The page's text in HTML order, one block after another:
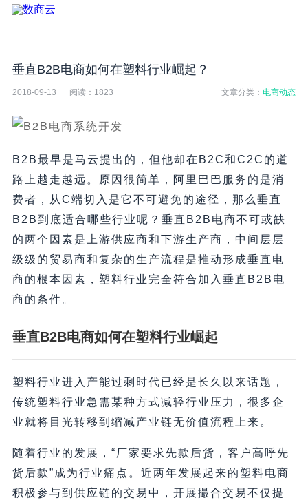
垂直B2B电商如何在塑料行业崛起？
2018-09-13 阅读： 1823 文章分类：电商动态
B2B最早是马云提出的，但他却在B2C和C2C的道
路上越走越远。原因很简单，阿里巴巴服务的是消
费者，从C端切入是它不可避免的途径，那么垂直
B2B到底适合哪些行业呢？垂直B2B电商不可或缺
的两个因素是上游供应商和下游生产商，中间层层
级级的贸易商和复杂的生产流程是推动形成垂直电
商的根本因素，塑料行业完全符合加入垂直B2B电
商的条件。
垂直B2B电商如何在塑料行业崛起
塑料行业进入产能过剩时代已经是长久以来话题，
传统塑料行业急需某种方式减轻行业压力，很多企
业就将目光转移到缩减产业链无价值流程上来。
随着行业的发展，“厂家要求先款后货，客户高呼先
货后款”成为行业痛点。近两年发展起来的塑料电商
积极参与到供应链的交易中，开展撮合交易不仅提